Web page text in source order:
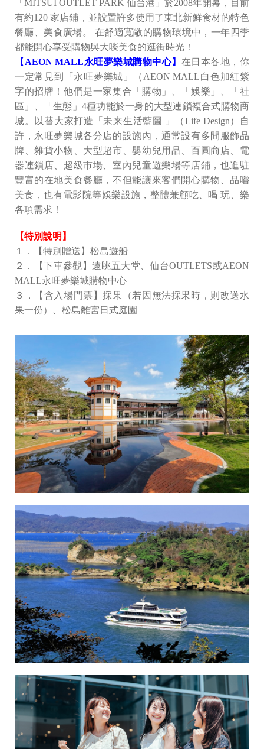
「MITSUI OUTLET PARK 仙台港」於2008年開幕，目前
有約120 家店鋪，並設置許多使用了東北新鮮食材的特色
餐廳、美食廣場。 在舒適寬敞的購物環境中，一年四季
都能開心享受購物與大啖美食的逛街時光！
【AEON MALL永旺夢樂城購物中心】 在日本各地，你
一定常見到「永旺夢樂城」（AEON MALL白色加紅紫
字的招牌！他們是一家集合「購物」、「娛樂」、「社
區」、「生態」4種功能於一身的大型連鎖複合式購物商
城。以替大家打造「未来生活藍圖 」（Life Design）自
許，永旺夢樂城各分店的設施內，通常設有多間服飾品
牌、雜貨小物、大型超市、嬰幼兒用品、百圓商店、電
器連鎖店、超級市場、室內兒童遊樂場等店鋪，也進駐
豐富的在地美食餐廳，不但能讓來客們開心購物、品嚐
美食，也有電影院等娛樂設施，整體兼顧吃、喝 玩、樂
各項需求！
【特別說明】
１．【特別贈送】松島遊船
２．【下車參觀】遠眺五大堂、仙台OUTLETS或AEON
MALL永旺夢樂城購物中心
３．【含入場門票】採果（若因無法採果時，則改送水
果一份）、松島離宮日式庭園